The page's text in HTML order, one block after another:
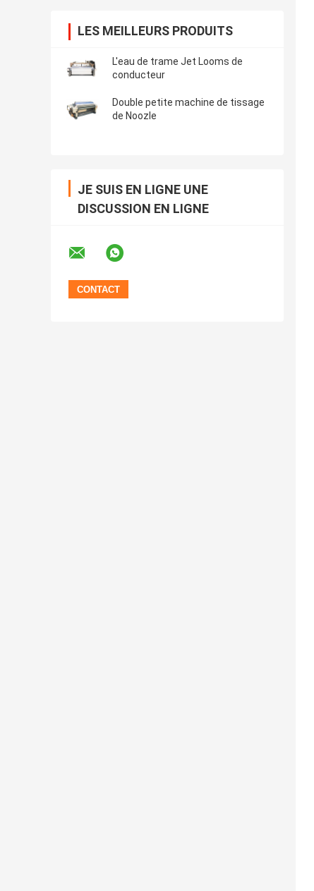
LES MEILLEURS PRODUITS
L'eau de trame Jet Looms de
conducteur
Double petite machine de tissage
de Noozle
JE SUIS EN LIGNE UNE
DISCUSSION EN LIGNE